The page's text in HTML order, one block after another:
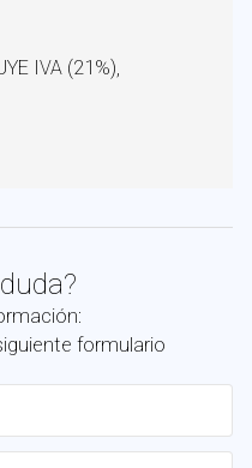
IVA (21%),
formulario